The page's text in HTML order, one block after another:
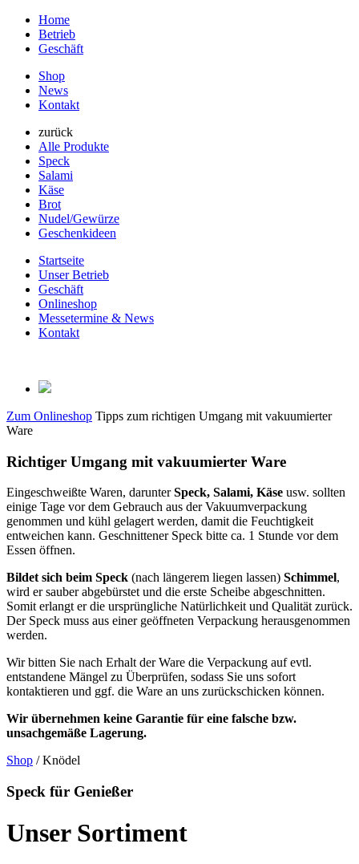
Home
Betrieb
Geschäft
Shop
News
Kontakt
zurück
Alle Produkte
Speck
Salami
Käse
Brot
Nudel/Gewürze
Geschenkideen
Startseite
Unser Betrieb
Geschäft
Onlineshop
Messetermine & News
Kontakt
Zum Onlineshop Tipps zum richtigen Umgang mit vakuumierter
Ware
Richtiger Umgang mit vakuumierter Ware
Eingeschweißte Waren, darunterSpeck, Salami, Käse usw. sollten
einige Tage vor dem Gebrauch aus der Vakuumverpackung
genommen und kühl gelagert werden, damit die Feuchtigkeit
entweichen kann. Geschnittener Speck bitte ca. 1 Stunde vor dem
Essen öffnen.
Bildet sich beim Speck (nach längerem liegen lassen) Schimmel,
wird er sauber abgebürstet und die erste Scheibe abgeschnitten.
Somit erlangt er die ursprüngliche Natürlichkeit und Qualität zurück.
Der Speck muss aus einer geöffneten Verpackung herausgenommen
werden.
Wir bitten Sie nach Erhalt der Ware die Verpackung auf evtl.
entstandene Mängel zu Überprüfen, sodass Sie uns sofort
kontaktieren und ggf. die Ware an uns zurückschicken können.
Wir übernehmen keine Garantie für eine falsche bzw.
unsachgemäße Lagerung.
Shop / Knödel
Speck für Genießer
Unser Sortiment